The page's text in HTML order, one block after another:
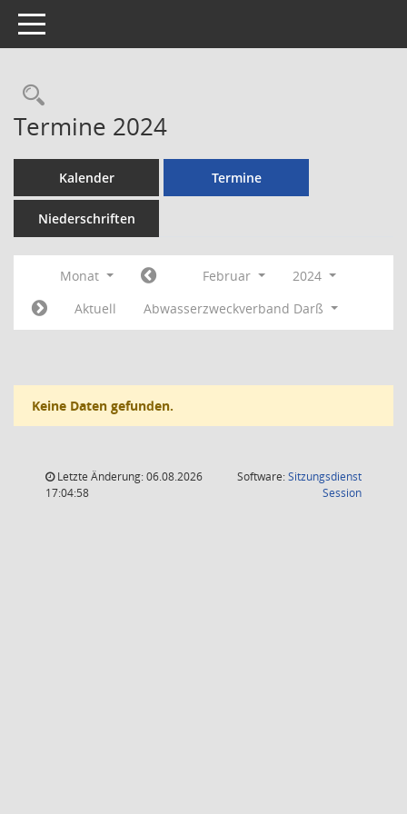
Toggle navigation
Rechercheauswahl
Termine 2024
Kalender Termine
Niederschriften
Monat Februar
2024
Aktuell
Abwasserzweckverband Darß
Keine Daten gefunden.
Letzte Änderung: 06.08.2026
17:04:58
Software:Sitzungsdienst
Session(Wird in